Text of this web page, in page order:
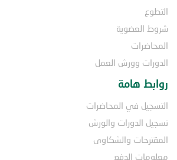
التطوع
شروط العضوية
المحاضرات
الدورات وورش العمل
روابط هامة
التسجيل في المحاضرات
تسجيل الدورات والورش
المقترحات والشكاوى
معلومات الدفع